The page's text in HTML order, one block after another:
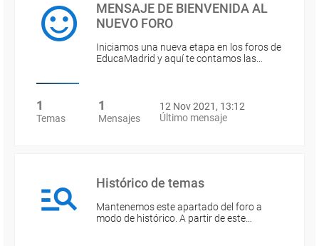
MENSAJE DE BIENVENIDA AL
NUEVO FORO
Iniciamos una nueva etapa en los foros de
EducaMadrid y aquí te contamos las…
1
Temas
1
Mensajes
12 Nov 2021, 13:12
Último mensaje
Histórico de temas
Mantenemos este apartado del foro a
modo de histórico. A partir de este…